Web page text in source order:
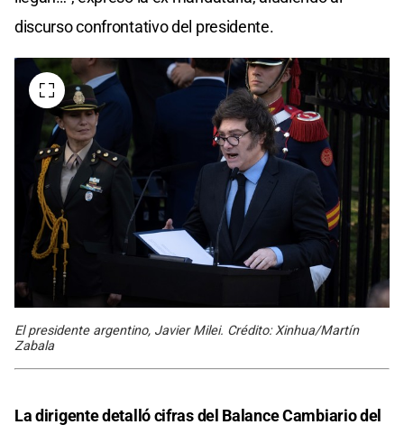
discurso confrontativo del presidente.
El presidente argentino, Javier Milei. Crédito: Xinhua/Martín
Zabala
La dirigente detalló cifras del Balance Cambiario del